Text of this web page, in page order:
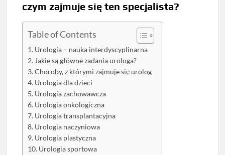
czym zajmuje się ten specjalista?
Table of Contents
Urologia – nauka interdyscyplinarna
Jakie są główne zadania urologa?
Choroby, z którymi zajmuje się urolog
Urologia dla dzieci
Urologia zachowawcza
Urologia onkologiczna
Urologia transplantacyjna
Urologia naczyniowa
Urologia plastyczna
Urologia sportowa